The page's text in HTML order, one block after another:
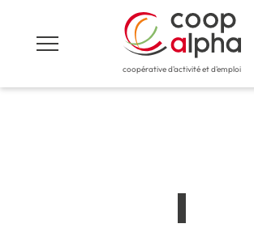
coopérative d'activité et d'emploi